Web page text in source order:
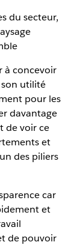
du secteur,
à concevoir
utilité
pour les
davantage
devoirce
et
des piliers
car
et
de pouvoir